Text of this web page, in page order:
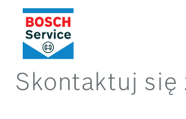
Skontaktuj się